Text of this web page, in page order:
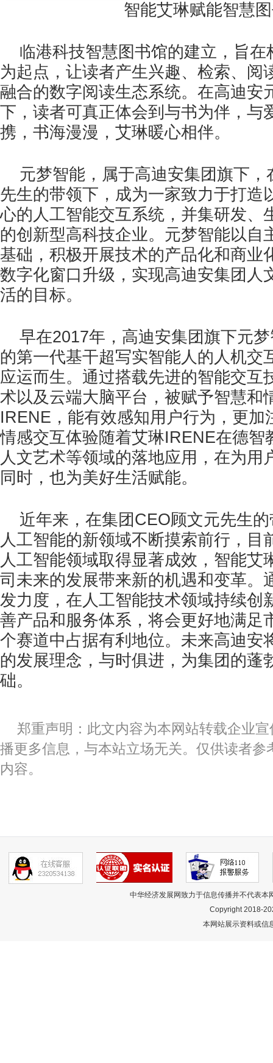
智能艾琳赋能智慧
临港科技智慧图书馆的建立，旨在
为起点，让读者产生兴趣、检索、阅
融合的数字阅读生态系统。在高迪安
下，读者可真正体会到与书为伴，与
携，书海漫漫，艾琳暖心相伴。
元梦智能，属于高迪安集团旗下
先生的带领下，成为一家致力于打造
心的人工智能交互系统，并集研发、
的创新型高科技企业。元梦智能以自
基础，积极开展技术的产品化和商业
数字化窗口升级，实现高迪安集团人
活的目标。
早在2017年，高迪安集团旗下元
的第一代基干超写实智能人的人机交
应运而生。通过搭载先进的智能交互
术以及云端大脑平台，被赋予智慧和
IRENE，能有效感知用户行为，更加
情感交互体验随着艾琳IRENE在德智
人文艺术等领域的落地应用，在为用
同时，也为美好生活赋能。
近年来，在集团CEO顾文元先生
人工智能的新领域不断摸索前行，目
人工智能领域取得显著成效，智能艾
司未来的发展带来新的机遇和变革。
发力度，在人工智能技术领域持续创
善产品和服务体系，将会更好地满足
个赛道中占据有利地位。未来高迪安
的发展理念，与时俱进，为集团的蓬
础。
郑重声明：此文内容为本网站转载企业
播更多信息，与本站立场无关。仅供读者参
内容。
中华经济发展网致力于信息传播并不代表
Copyright 2018-
本网站展示资料或信